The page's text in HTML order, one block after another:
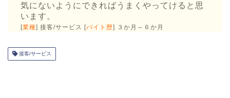
気にないようにできればうまくやってけると思
います。
[業種] 接客/サービス [バイト歴] ３か月～６か月
接客/サービス